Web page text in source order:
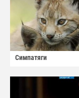
Симпатяги